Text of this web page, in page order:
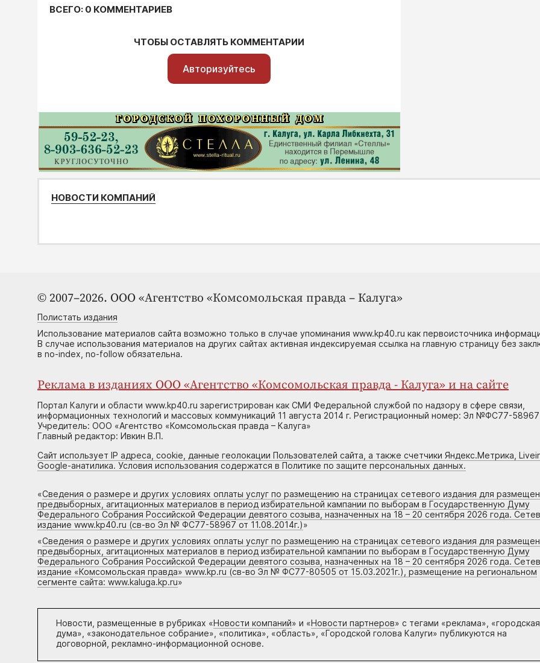
ВСЕГО: 0 КОММЕНТАРИЕВ
ЧТОБЫ ОСТАВЛЯТЬ КОММЕНТАРИИ
Авторизуйтесь
НОВОСТИ КОМПАНИЙ
© 2007–2026. ООО «Агентство «Комсомольская правда – Калуга»
Полистать издания
Использование материалов сайта возможно только в случае упоминания www.kp40.ru как первоисточника
В случае использования материалов на других сайтах активная индексируемая ссылка на главную страницу без
в no-index, no-follow обязательна.
Реклама в изданиях ООО «Агентство «Комсомольская правда - Калуга» и на сайте
Портал Калуги и области www.kp40.ru зарегистрирован как СМИ Федеральной службой по надзору в сфере связи,
информационных технологий и массовых коммуникаций 11 августа 2014 г. Регистрационный номер: Эл №ФС77-58967
Учредитель: ООО «Агентство «Комсомольская правда – Калуга»
Главный редактор: Ивкин В.П.
Сайт использует IP адреса, cookie, данные геолокации Пользователей сайта, а также счетчики Яндекс.Метрика,
Google-анатилика. Условия использования содержатся в Политике по защите персональных данных.
«Сведения о размере и других условиях оплаты услуг по размещению на страницах сетевого издания для
предвыборных, агитационных материалов в период избирательной кампании по выборам в Государственную Думу
Федерального Собрания Российской Федерации девятого созыва, назначенных на 18 – 20 сентября 2026 года.
издание www.kp40.ru (св-во Эл № ФС77-58967 от 11.08.2014г.)»
«Сведения о размере и других условиях оплаты услуг по размещению на страницах сетевого издания для
предвыборных, агитационных материалов в период избирательной кампании по выборам в Государственную Думу
Федерального Собрания Российской Федерации девятого созыва, назначенных на 18 – 20 сентября 2026 года.
издание «Комсомольская правда» www.kp.ru (св-во Эл № ФС77-80505 от 15.03.2021г.), размещение на региональном
сегменте сайта: www.kaluga.kp.ru»
Новости, размещенные в рубриках «Новости компаний» и «Новости партнеров» с тегами «реклама», «городская
дума», «законодательное собрание», «политика», «область», «Городской голова Калуги» публикуются на
договорной, рекламно-информационной основе.